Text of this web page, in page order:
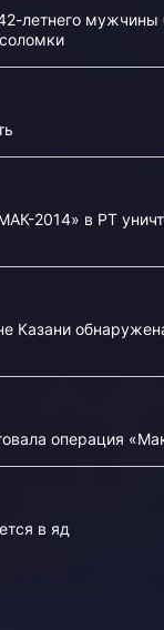
летнего мужчины
2014» в РТ
Казани
операция
в яд